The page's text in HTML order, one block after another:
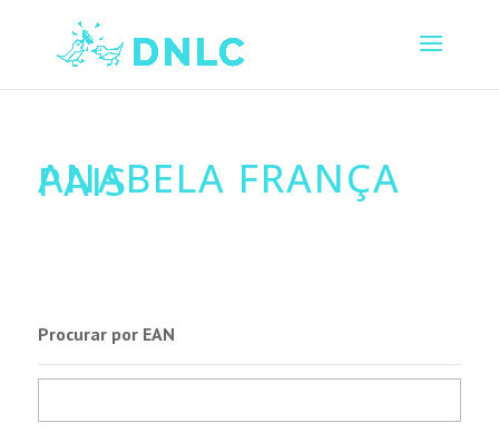
ANABELA FRANÇA
PAIS
Procurar por EAN